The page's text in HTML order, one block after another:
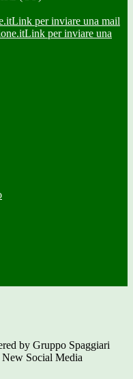
Link per inviare una mail
Link per inviare una
by Gruppo Spaggiari
Social Media